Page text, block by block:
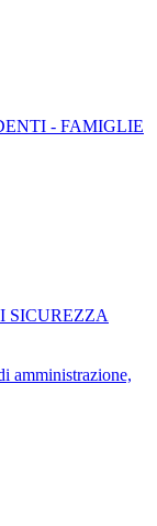
- FAMIGLIE
SICUREZZA
amministrazione,